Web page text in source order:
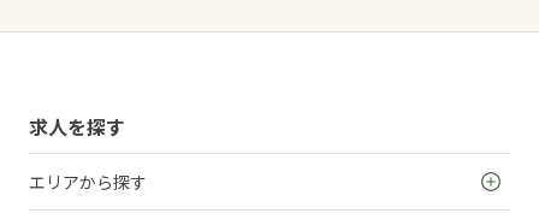
求人を探す
エリアから探す